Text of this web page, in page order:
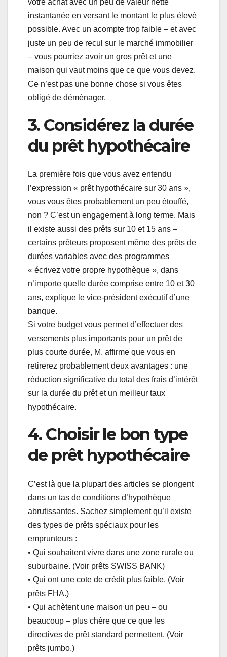
instantanée en versant le montant le plus élevé
possible. Avec un acompte trop faible – et avec
juste un peu de recul sur le marché immobilier
– vous pourriez avoir un gros prêt et une
maison qui vaut moins que ce que vous devez.
Ce n’est pas une bonne chose si vous êtes
obligé de déménager.
3. Considérez la durée
du prêt hypothécaire
La première fois que vous avez entendu
l’expression « prêt hypothécaire sur 30 ans »,
vous vous êtes probablement un peu étouffé,
non ? C’est un engagement à long terme. Mais
il existe aussi des prêts sur 10 et 15 ans –
certains prêteurs proposent même des prêts de
durées variables avec des programmes
« écrivez votre propre hypothèque », dans
n’importe quelle durée comprise entre 10 et 30
ans, explique le vice-président exécutif d’une
banque.
Si votre budget vous permet d’effectuer des
versements plus importants pour un prêt de
plus courte durée, M. affirme que vous en
retirerez probablement deux avantages : une
réduction significative du total des frais d’intérêt
sur la durée du prêt et un meilleur taux
hypothécaire.
4. Choisir le bon type
de prêt hypothécaire
C’est là que la plupart des articles se plongent
dans un tas de conditions d’hypothèque
abrutissantes. Sachez simplement qu’il existe
des types de prêts spéciaux pour les
emprunteurs :
• Qui souhaitent vivre dans une zone rurale ou
suburbaine. (Voir prêts SWISS BANK)
• Qui ont une cote de crédit plus faible. (Voir
prêts FHA.)
• Qui achètent une maison un peu – ou
beaucoup – plus chère que ce que les
directives de prêt standard permettent. (Voir
prêts jumbo.)